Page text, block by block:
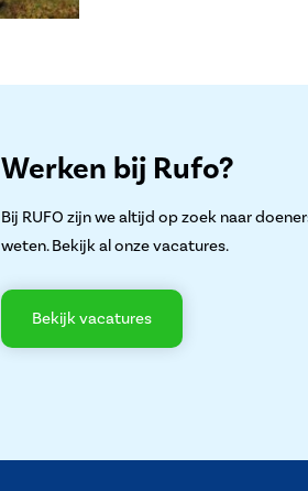
Werken bij Rufo?
Bij RUFO zijn we altijd op zoek naar
weten. Bekijk al onze vacatures.
Bekijk vacatures